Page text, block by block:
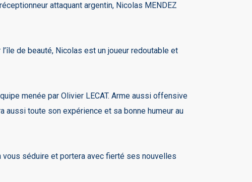
attaquant argentin, Nicolas MENDEZ
de beauté, Nicolas est un joueur redoutable et
menée par Olivier LECAT. Arme aussi offensive
toute son expérience et sa bonne humeur au
séduire et portera avec fierté ses nouvelles